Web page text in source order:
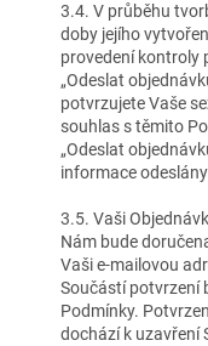
3.4. V průběhu
doby jejího
provedení kontroly
„Odeslat
potvrzujete Vaše
souhlas s těmito
„Odeslat
informace
3.5. Vaši
Nám bude
Vaši e-mailovou
Součástí potvrzení
Podmínky.
dochází k uzavření